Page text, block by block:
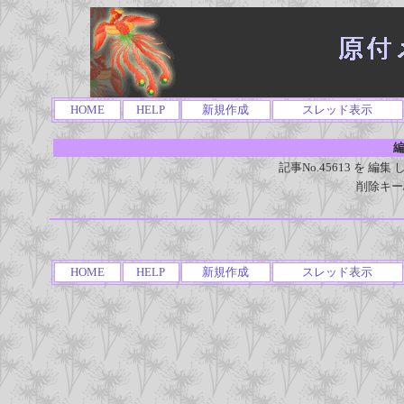
HOME HELP 新規作成 スレッド表示
記事No.45613 を 編集
削除キ
HOME HELP 新規作成 スレッド表示